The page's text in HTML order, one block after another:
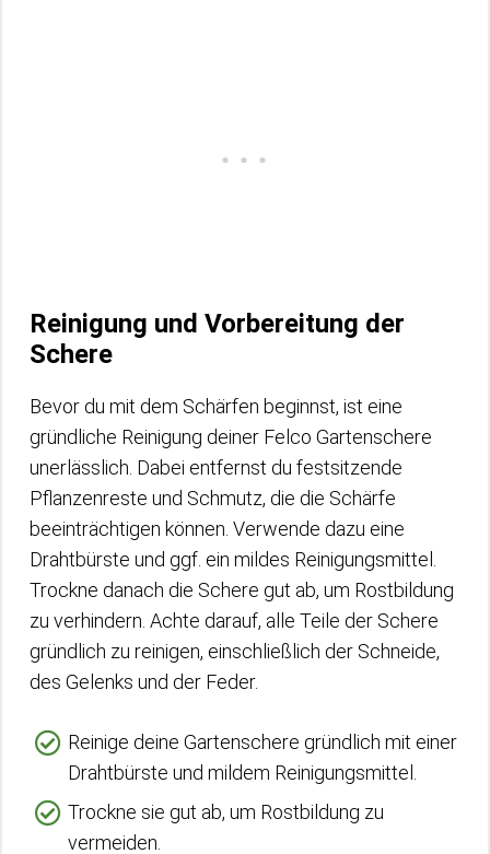
Reinigung und Vorbereitung der
Schere
Bevor du mit dem Schärfen beginnst, ist eine
gründliche Reinigung deiner Felco Gartenschere
unerlässlich. Dabei entfernst du festsitzende
Pflanzenreste und Schmutz, die die Schärfe
beeinträchtigen können. Verwende dazu eine
Drahtbürste und ggf. ein mildes Reinigungsmittel.
Trockne danach die Schere gut ab, um Rostbildung
zu verhindern. Achte darauf, alle Teile der Schere
gründlich zu reinigen, einschließlich der Schneide,
des Gelenks und der Feder.
Reinige deine Gartenschere gründlich mit einer
Drahtbürste und mildem Reinigungsmittel.
Trockne sie gut ab, um Rostbildung zu
vermeiden.